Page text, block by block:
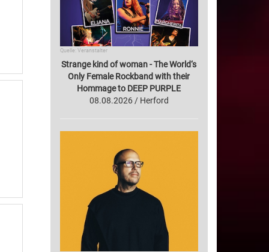
Quelle: Veranstalter
Strange kind of woman - The World‘s
Only Female Rockband with their
Hommage to DEEP PURPLE
08.08.2026 / Herford